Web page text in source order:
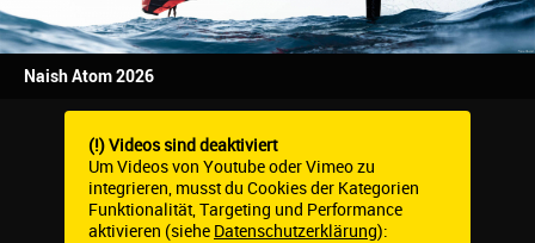
Naish Atom 2026
(!) Videos sind deaktiviert
Um Videos von Youtube oder Vimeo zu
integrieren, musst du Cookies der Kategorien
Funktionalität, Targeting und Performance
aktivieren (siehe Datenschutzerklärung):